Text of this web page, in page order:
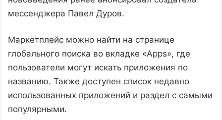
мессенджера Павел Дуров.
Маркетплейс можно найти на странице
глобального поиска во вкладке «Apps», где
пользователи могут искать приложения по
названию. Также доступен список недавно
использованных приложений и раздел с самыми
популярными.